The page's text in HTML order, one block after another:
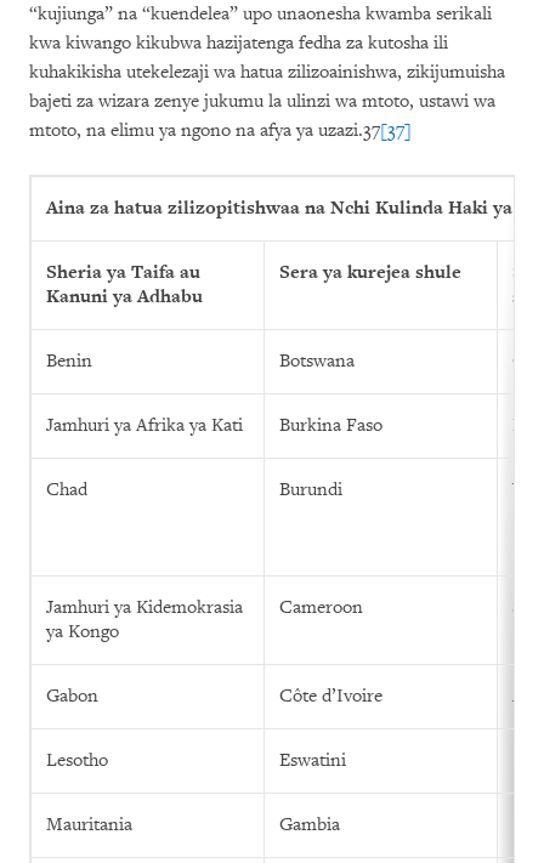
“kujiunga” na “kuendelea” upo unaonesha kwamba serikali
kwa kiwango kikubwa hazijatenga fedha za kutosha ili
kuhakikisha utekelezaji wa hatua zilizoainishwa, zikijumuisha
bajeti za wizara zenye jukumu la ulinzi wa mtoto, ustawi wa
mtoto, na elimu ya ngono na afya ya uzazi.37[37]
Aina za hatua zilizopitishwaa na Nchi Kulinda Haki ya
Sheria ya Taifa au
Kanuni ya Adhabu
Sera ya kurejea shule
Benin Botswana
Jamhuri ya Afrika ya Kati Burkina Faso
Chad Burundi
Jamhuri ya Kidemokrasia
ya Kongo
Cameroon
Gabon Côte d’Ivoire
Lesotho Eswatini
Mauritania Gambia